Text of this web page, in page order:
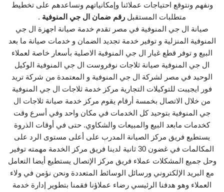
ونفهم ونتوقع احتياجات عملائنا وإمكانياتهم ونساعدهم على تخطيط
متطلبات المستقبل رقم ضمان ال جي المنوفية .
صيانة ال جي المنوفية في مصر تقدم خدمة صيانة اجهزة ال جي
المنوفية المنزلية و توفير خدمة تجديد الضمان و خدمات صيانة ما بعد
البيع و توفر قطع غيار ال جي المنوفية الاصلية بأسعار خاصة لعملاء
ال جي المنوفية صيانة ثلاجات نوفروست ال جي المنوفية الوكيل
الوحيد في مصر لشركة ال جي المنوفية و المعتمدة من شركة تريد
فور ايجيبت للتوكيلات التجارية مركز خدمة ثلاجات ال جي المنوفية
من خلال الاتصال بخمسة أرقام يقوم مركز خدمة صيانة ثلاجات ال
جي المنوفية بتوحيد كل الخدمات في مكان واحد وفي أسرع وقت
كخدمات مابعد البيع والمبيعات والشكاوي. حتى في أوقات الذروة
يستطيع فريق مركز الصيانة المدرب على أعلى مستوى الرد على
المكالمات في غضون 30 ثانية لدينا فريق مركز الخدمة مهمته توفير
وحل جميع المشكلات عملاء فريق مركز الإتصال يستطيع أيضا التعامل
مع البريد الإلكتروني ورسائل الوسائط المتعددة ونحن نؤمن في ولاء
العملاء وهو هدفنا الرئيسي رضاء عملاؤنا فقمنا بتطوير إدارة خدمة